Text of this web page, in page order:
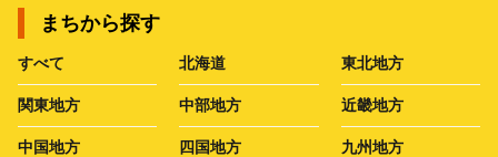
まちから探す
すべて 北海道 東北地方
関東地方 中部地方 近畿地方
中国地方 四国地方 九州地方